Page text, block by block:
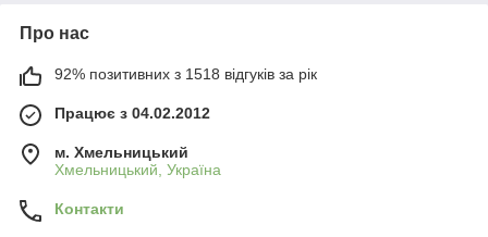
Про нас
92% позитивних з 1518 відгуків за рік
Працює з 04.02.2012
м. Хмельницький
Хмельницький, Україна
Контакти